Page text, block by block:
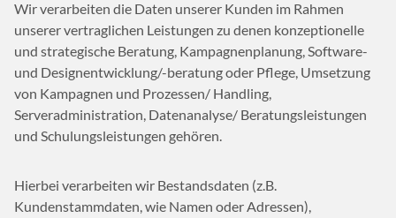
Wir verarbeiten die Daten unserer Kunden im Rahmen
unserer vertraglichen Leistungen zu denen konzeptionelle
und strategische Beratung, Kampagnenplanung, Software-
und Designentwicklung/-beratung oder Pflege, Umsetzung
von Kampagnen und Prozessen/ Handling,
Serveradministration, Datenanalyse/ Beratungsleistungen
und Schulungsleistungen gehören.
Hierbei verarbeiten wir Bestandsdaten (z.B.
Kundenstammdaten, wie Namen oder Adressen),